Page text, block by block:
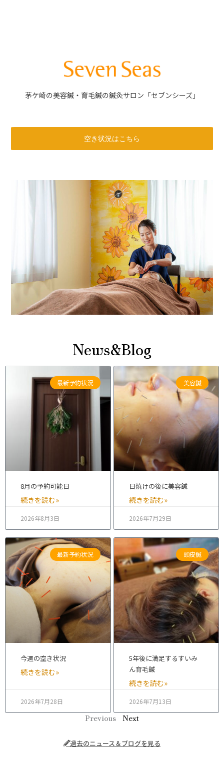
茅ケ崎の美容鍼・育毛鍼の鍼灸サロン「セブンシーズ」
空き状況はこちら
News&Blog
最新予約状況
8月の予約可能日
続きを読む»
2026年8月3日
美容鍼
日焼けの後に美容鍼
続きを読む»
2026年7月29日
最新予約状況
今週の空き状況
続きを読む»
2026年7月28日
頭皮鍼
5年後に満足するすいみ
ん育毛鍼
続きを読む»
2026年7月13日
Previous Next
過去のニュース＆ブログを見る